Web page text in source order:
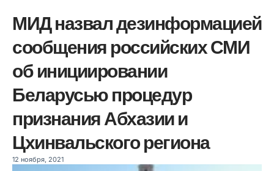
МИД назвал дезинформацией
сообщения российских СМИ
об инициировании
Беларусью процедур
признания Абхазии и
Цхинвальского региона
12 ноября, 2021